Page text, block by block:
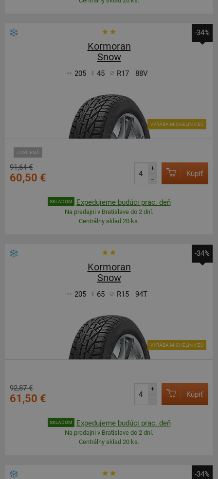
-34%
Kormoran
Snow
205 45 R17 88V
ZOSÍLENÁ
VYRÁBA MICHELIN V EÚ
91,64 €
60,50 €
+
–
Kúpiť
SKLADOM Expedujeme budúci prac. deň
Na predajni v Bratislave do 2 dní.
Centrálny sklad 20 ks.
-34%
Kormoran
Snow
205 65 R15 94T
VYRÁBA MICHELIN V EÚ
92,87 €
61,50 €
+
–
Kúpiť
SKLADOM Expedujeme budúci prac. deň
Na predajni v Bratislave do 2 dní.
Centrálny sklad 20 ks.
-34%